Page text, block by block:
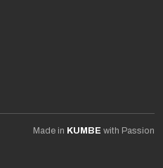
Made in KUMBE with Passion